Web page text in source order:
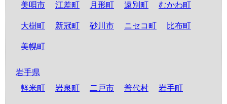
美唄市 江差町 月形町 遠別町 むかわ町
大樹町 新冠町 砂川市 ニセコ町 比布町
美幌町
岩手県
軽米町
岩泉町 二戸市 普代村 岩手町